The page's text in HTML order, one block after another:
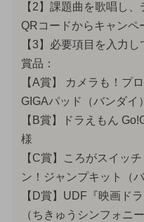
【2】課題曲を歌唱し
QRコードからキャンペ
【3】必要項目を入力し
賞品：
【A賞】 カメラも！プ
GIGAパッド（バンダ
【B賞】ドラえもん
様
【C賞】ころがスイッ
ン！ジャンプキット（
【D賞】UDF『映画ド
（ちきゅうシンフォニ